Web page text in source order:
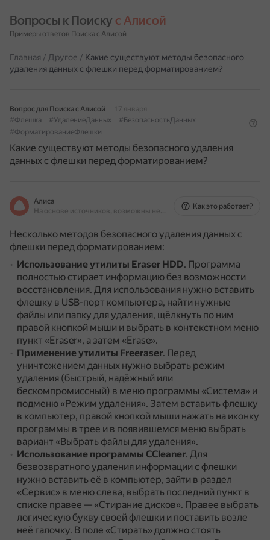
Вопросы к Поиску с Алисой
Примеры ответов Поиска с Алисой
Главная / Другое / Какие существуют методы безопасного
удаления данных с флешки перед форматированием?
Вопрос для Поиска с Алисой
17 января
#Флешка
#УдалениеДанных
#БезопасностьДанных
#ФорматированиеФлешки
Какие существуют методы безопасного удаления
данных с флешки перед форматированием?
Алиса
На основе источников, возможны неточности
Как это работает?
Несколько методов безопасного удаления данных с
флешки перед форматированием:
Использование утилиты Eraser HDD. Программа
полностью стирает информацию без возможности
восстановления. Для использования нужно вставить
флешку в USB-порт компьютера, найти нужные
файлы или папку для удаления, щёлкнуть по ним
правой кнопкой мыши и выбрать в контекстном меню
пункт «Eraser», а затем «Erase».
Применение утилиты Freeraser. Перед
уничтожением данных нужно выбрать режим
удаления (быстрый, надёжный или
бескомпромиссный) в меню программы «Система» и
подменю «Режим удаления». Затем вставить флешку
в компьютер, правой кнопкой мыши нажать на иконку
программы в трее и в появившемся меню выбрать
вариант «Выбрать файлы для удаления».
Использование программы CCleaner. Для
безвозвратного удаления информации с флешки
нужно вставить её в компьютер, зайти в раздел
«Сервис» в меню слева, выбрать последний пункт в
списке правее — «Стирание дисков». Правее выбрать
логическую букву своей флешки и поставить возле
неё галочку. В поле «Стирать» должно стоять